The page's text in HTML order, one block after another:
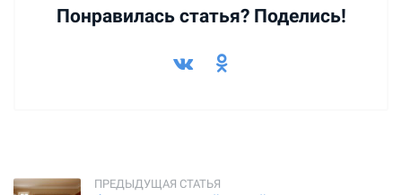
Понравилась статья? Поделись!